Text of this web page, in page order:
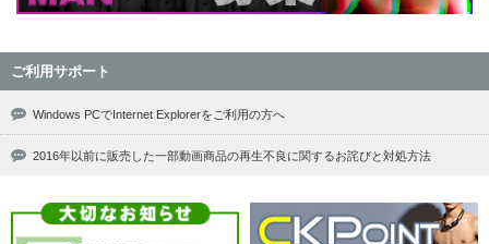
ご利用サポート
Windows PCでInternet Explorerをご利用の方へ
2016年以前に販売した一部動画商品の再生不良に関するお詫びと対処方法